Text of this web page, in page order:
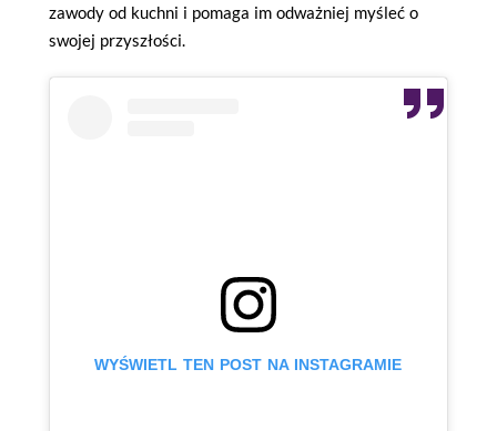
zawody od kuchni i pomaga im odważniej myśleć o
swojej przyszłości.
WYŚWIETL TEN POST NA INSTAGRAMIE